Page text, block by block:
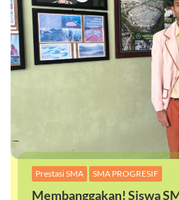
Prestasi SMA SMA PROGRESIF
Membanggakan! Siswa